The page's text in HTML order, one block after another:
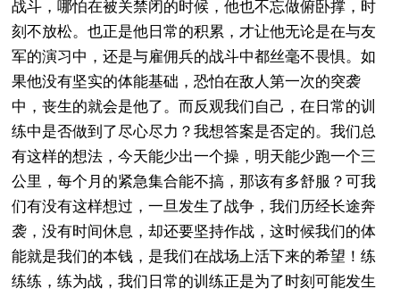
战斗，哪怕在被关禁闭的时候，他也不忘做俯卧撑，时
刻不放松。也正是他日常的积累，才让他无论是在与友
军的演习中，还是与雇佣兵的战斗中都丝毫不畏惧。如
果他没有坚实的体能基础，恐怕在敌人第一次的突袭
中，丧生的就会是他了。而反观我们自己，在日常的训
练中是否做到了尽心尽力？我想答案是否定的。我们总
有这样的想法，今天能少出一个操，明天能少跑一个三
公里，每个月的紧急集合能不搞，那该有多舒服？可我
们有没有这样想过，一旦发生了战争，我们历经长途奔
袭，没有时间休息，却还要坚持作战，这时候我们的体
能就是我们的本钱，是我们在战场上活下来的希望！练
练练，练为战，我们日常的训练正是为了时刻可能发生